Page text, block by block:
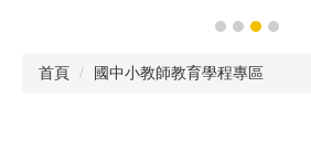
首頁 國中小教師教育學程專區